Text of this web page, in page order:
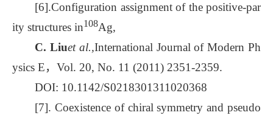
[6].Configuration assignment of the positive-par
ity structures in108Ag,
C. Liuet al.,International Journal of Modern Ph
ysics E，Vol. 20, No. 11 (2011) 2351-2359.
DOI: 10.1142/S0218301311020368
[7]. Coexistence of chiral symmetry and pseudo